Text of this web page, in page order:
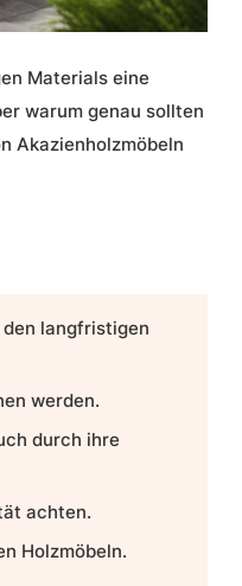
Materials eine
warum genau sollten
Akazienholzmöbeln
langfristigen
werden.
durch ihre
achten.
Holzmöbeln.